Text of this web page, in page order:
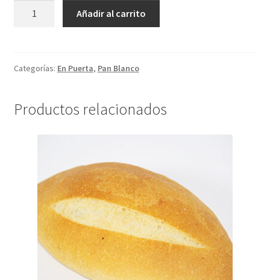
cantidad
Añadir al carrito
Categorías: En Puerta, Pan Blanco
Productos relacionados